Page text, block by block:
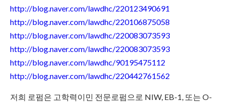
http://blog.naver.com/lawdhc/220123490691
http://blog.naver.com/lawdhc/220106875058
http://blog.naver.com/lawdhc/220083073593
http://blog.naver.com/lawdhc/220083073593
http://blog.naver.com/lawdhc/90195475112
http://blog.naver.com/lawdhc/220442761562
저희 로펌은 고학력이민 전문로펌으로 NIW, EB-1, 또는 O-